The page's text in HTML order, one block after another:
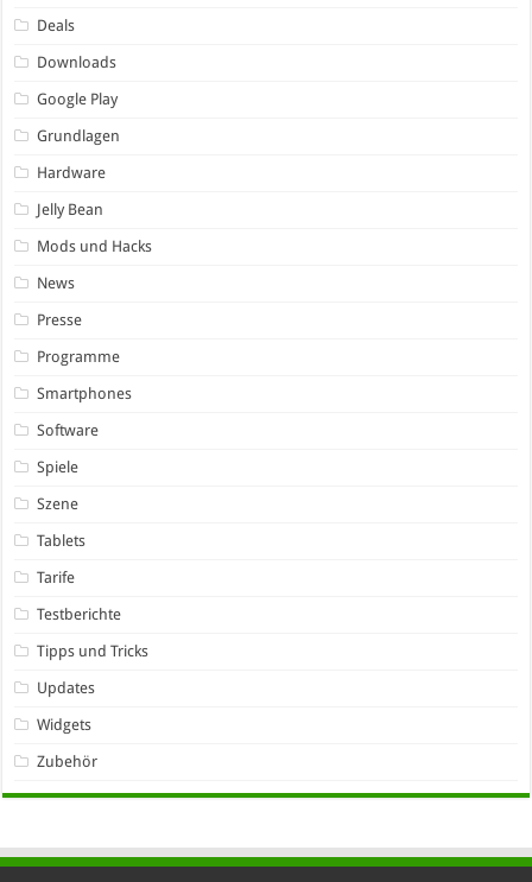
Deals
Downloads
Google Play
Grundlagen
Hardware
Jelly Bean
Mods und Hacks
News
Presse
Programme
Smartphones
Software
Spiele
Szene
Tablets
Tarife
Testberichte
Tipps und Tricks
Updates
Widgets
Zubehör